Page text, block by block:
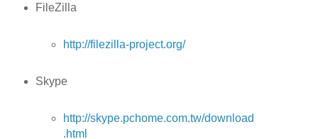
FileZilla
http://filezilla-project.org/
Skype
http://skype.pchome.com.tw/download
.html